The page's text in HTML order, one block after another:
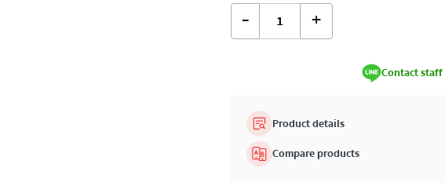
- +
Contact staff
Product details
Compare products